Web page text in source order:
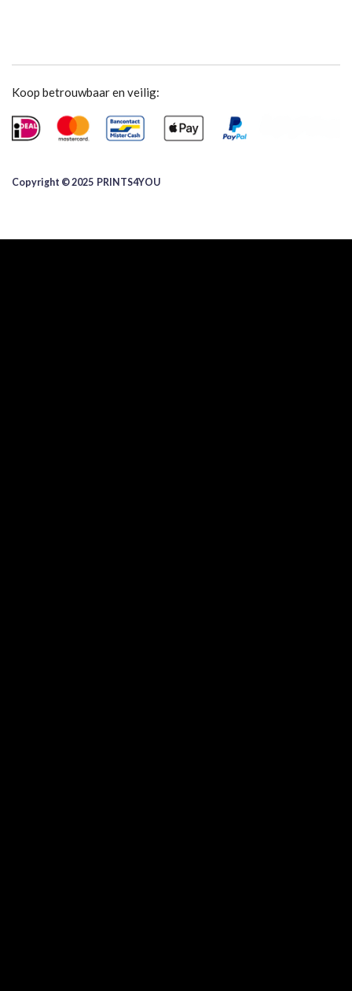
Koop betrouwbaar en veilig:
Copyright © 2025 ​PRINTS4YOU